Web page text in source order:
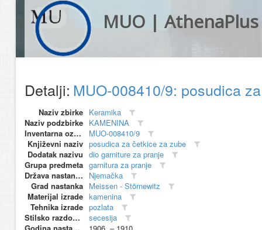
MUO | AthenaPlus
Detalji: MUO-008410/9: posudica
Naziv zbirke Keramika
Naziv podzbirke KAMENINA
Inventarna oznaka
MUO-008410/9
Književni naziv posudica za četkice za zube
Dodatak nazivu dio garniture za pranje
Grupa predmeta garnitura za pranje
Država nastanka
Njemačka
Grad nastanka Meissen - Störnewitz
Materijal izrade kamenina
Tehnika izrade pozlata
Stilsko razdoblje
secesija